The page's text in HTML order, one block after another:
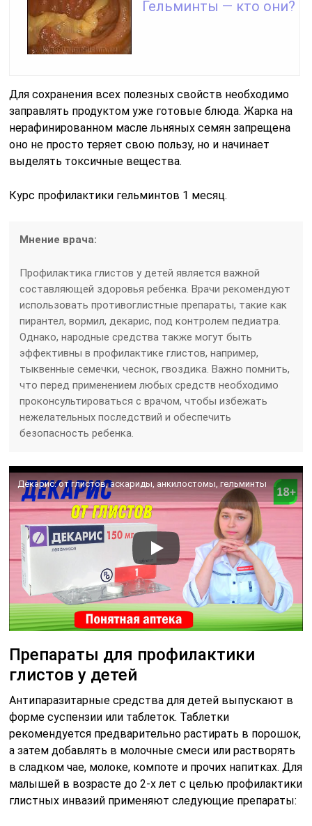
Гельминты — кто они?
Для сохранения всех полезных свойств необходимо
заправлять продуктом уже готовые блюда. Жарка на
нерафинированном масле льняных семян запрещена
оно не просто теряет свою пользу, но и начинает
выделять токсичные вещества.
Курс профилактики гельминтов 1 месяц.
Мнение врача:
Профилактика глистов у детей является важной
составляющей здоровья ребенка. Врачи рекомендуют
использовать противоглистные препараты, такие как
пирантел, вормил, декарис, под контролем педиатра.
Однако, народные средства также могут быть
эффективны в профилактике глистов, например,
тыквенные семечки, чеснок, гвоздика. Важно помнить,
что перед применением любых средств необходимо
проконсультироваться с врачом, чтобы избежать
нежелательных последствий и обеспечить
безопасность ребенка.
Декарис: от глистов, аскариды, анкилостомы, гельминты
Препараты для профилактики
глистов у детей
Антипаразитарные средства для детей выпускают в
форме суспензии или таблеток. Таблетки
рекомендуется предварительно растирать в порошок,
а затем добавлять в молочные смеси или растворять
в сладком чае, молоке, компоте и прочих напитках. Для
малышей в возрасте до 2-х лет с целью профилактики
глистных инвазий применяют следующие препараты: